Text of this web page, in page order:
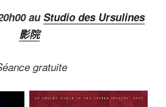
auStudio des Ursulines
影院
gratuite